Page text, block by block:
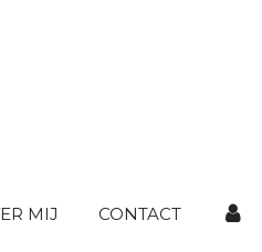
MIJ CONTACT